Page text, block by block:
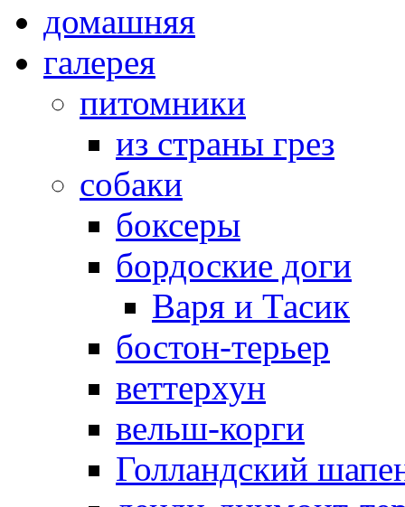
домашняя
галерея
питомники
из страны грез
собаки
боксеры
бордоские доги
Варя и Тасик
бостон-терьер
веттерхун
вельш-корги
Голландский